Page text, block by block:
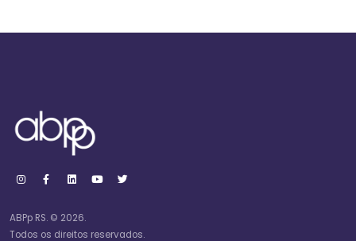
ABPp RS. © 2026.
Todos os direitos reservados.